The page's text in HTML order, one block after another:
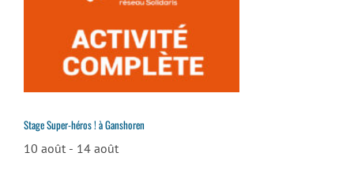
Stage Super-héros ! à Ganshoren
10 août - 14 août